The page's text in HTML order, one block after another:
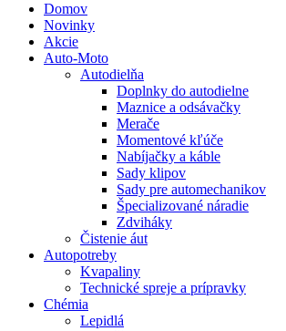
Domov
Novinky
Akcie
Auto-Moto
Autodielňa
Doplnky do autodielne
Maznice a odsávačky
Merače
Momentové kľúče
Nabíjačky a káble
Sady klipov
Sady pre automechanikov
Špecializované náradie
Zdviháky
Čistenie áut
Autopotreby
Kvapaliny
Technické spreje a prípravky
Chémia
Lepidlá